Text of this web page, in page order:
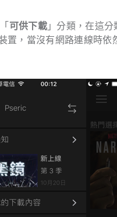
可供下載 」分類，在這
置，當沒有網路連線時